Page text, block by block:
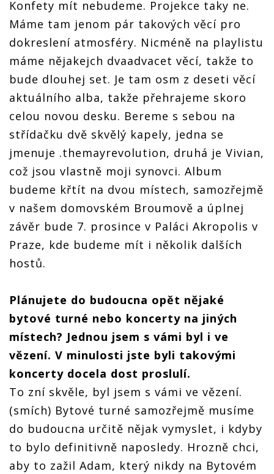
Konfety mít nebudeme. Projekce taky ne.
Máme tam jenom pár takových věcí pro
dokreslení atmosféry. Nicméně na playlistu
máme nějakejch dvaadvacet věcí, takže to
bude dlouhej set. Je tam osm z deseti věcí
aktuálního alba, takže přehrajeme skoro
celou novou desku. Bereme s sebou na
střídačku dvě skvělý kapely, jedna se
jmenuje .themayrevolution, druhá je Vivian,
což jsou vlastně moji synovci. Album
budeme křtít na dvou místech, samozřejmě
v našem domovském Broumově a úplnej
závěr bude 7. prosince v Paláci Akropolis v
Praze, kde budeme mít i několik dalších
hostů.
Plánujete do budoucna opět nějaké
bytové turné nebo koncerty na jiných
místech? Jednou jsem s vámi byl i ve
vězení. V minulosti jste byli takovými
koncerty docela dost proslulí.
To zní skvěle, byl jsem s vámi ve vězení.
(smích) Bytové turné samozřejmě musíme
do budoucna určitě nějak vymyslet, i kdyby
to bylo definitivně naposledy. Hrozně chci,
aby to zažil Adam, který nikdy na Bytovém